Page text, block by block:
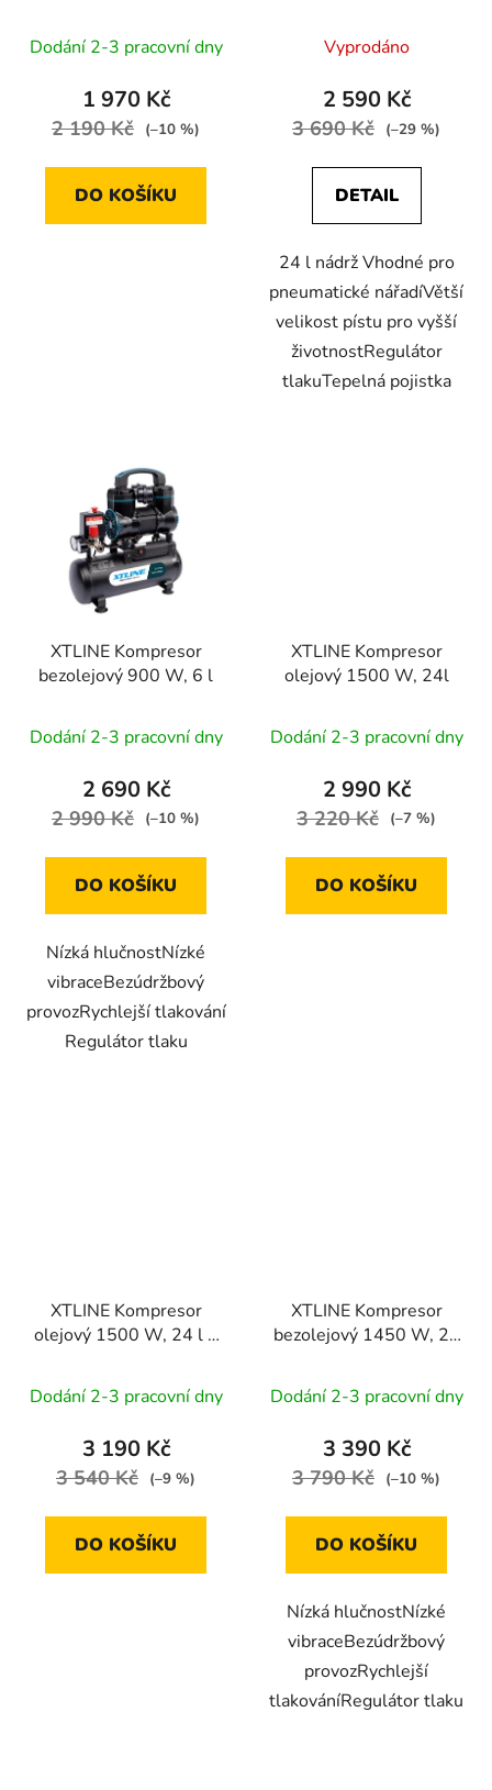
Dodání 2-3 pracovní dny
1 970 Kč
2 190 Kč (–10 %)
DO KOŠÍKU
Vyprodáno
2 590 Kč
3 690 Kč (–29 %)
DETAIL
24 l nádrž Vhodné pro
pneumatické nářadíVětší
velikost pístu pro vyšší
životnostRegulátor
tlakuTepelná pojistka
XTLINE Kompresor
bezolejový 900 W, 6 l
Dodání 2-3 pracovní dny
2 690 Kč
2 990 Kč (–10 %)
DO KOŠÍKU
Nízká hlučnostNízké
vibraceBezúdržbový
provozRychlejší tlakování
Regulátor tlaku
XTLINE Kompresor
olejový 1500 W, 24l
Dodání 2-3 pracovní dny
2 990 Kč
3 220 Kč (–7 %)
DO KOŠÍKU
XTLINE Kompresor
olejový 1500 W, 24 l +
Dodání 2-3 pracovní dny
3 190 Kč
3 540 Kč (–9 %)
DO KOŠÍKU
XTLINE Kompresor
bezolejový 1450 W, 24
Dodání 2-3 pracovní dny
3 390 Kč
3 790 Kč (–10 %)
DO KOŠÍKU
Nízká hlučnostNízké
vibraceBezúdržbový
provozRychlejší
tlakováníRegulátor tlaku